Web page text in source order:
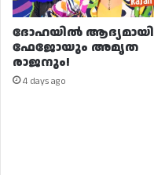
ദോഹയിൽ ആദ്യമായി
ഫേജോയും അമൃത
രാജനും!
4 days ago